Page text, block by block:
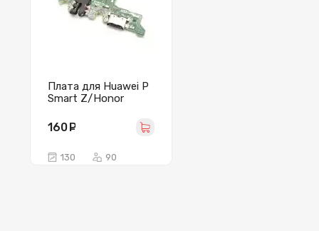
Плата для Huawei P
Smart Z/Honor
разъемом зарядки/
гарнитуры/
160
130 90